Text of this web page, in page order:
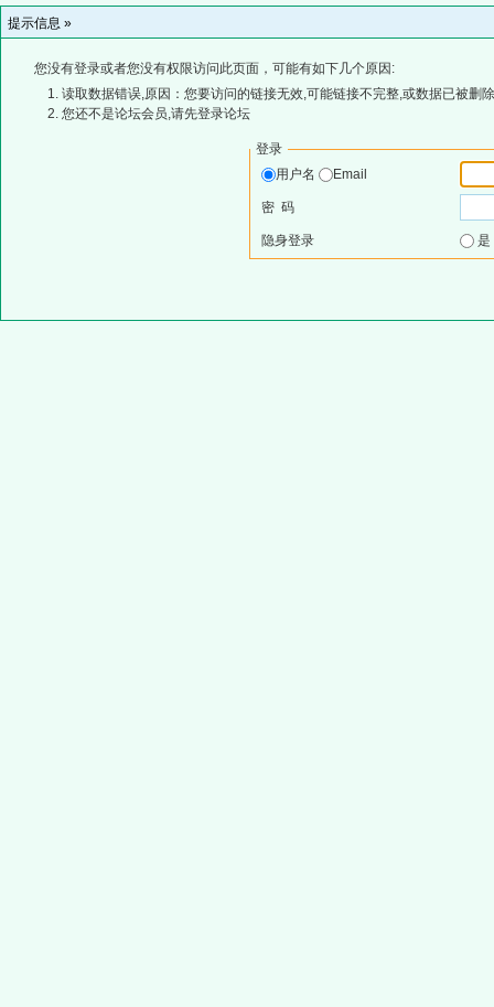
提示信息 »
您没有登录或者您没有权限访问此页面，可能有如下几个原因:
读取数据错误,原因：您要访问的链接无效,可能链接不完整,或数据已被删
您还不是论坛会员,请先登录论坛
登录
用户名
Email
密 码
隐身登录